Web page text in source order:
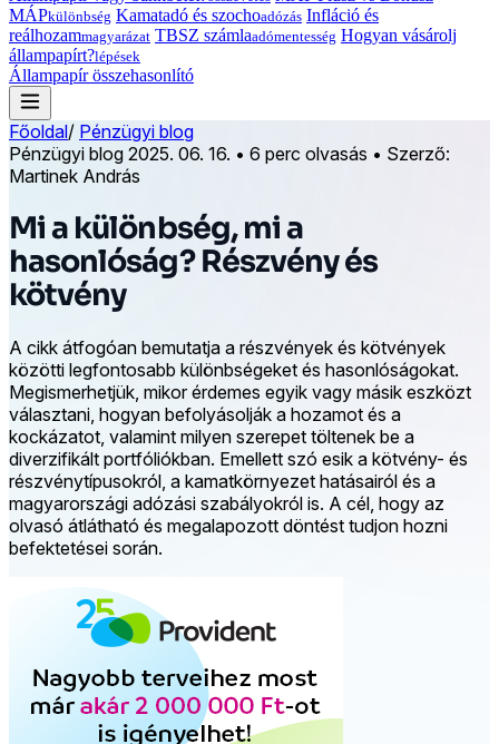
MÁPkülönbség Kamatadó és szochoadózás Infláció és
reálhozammagyarázat TBSZ számlaadómentesség Hogyan vásárolj
állampapírt?lépések
Állampapír összehasonlító
Főoldal/ Pénzügyi blog
Pénzügyi blog 2025. 06. 16. • 6 perc olvasás • Szerző:
Martinek András
Mi a különbség, mi a
hasonlóság? Részvény és
kötvény
A cikk átfogóan bemutatja a részvények és kötvények
közötti legfontosabb különbségeket és hasonlóságokat.
Megismerhetjük, mikor érdemes egyik vagy másik eszközt
választani, hogyan befolyásolják a hozamot és a
kockázatot, valamint milyen szerepet töltenek be a
diverzifikált portfóliókban. Emellett szó esik a kötvény- és
részvénytípusokról, a kamatkörnyezet hatásairól és a
magyarországi adózási szabályokról is. A cél, hogy az
olvasó átlátható és megalapozott döntést tudjon hozni
befektetései során.